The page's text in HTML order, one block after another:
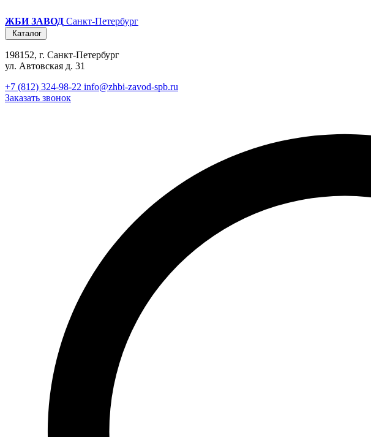
ЖБИ ЗАВОД Санкт-Петербург
Каталог
198152, г. Санкт-Петербург
ул. Автовская д. 31
+7 (812) 324-98-22 info@zhbi-zavod-spb.ru
Заказать звонок